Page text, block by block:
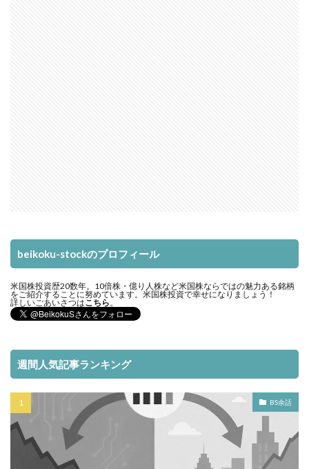
beikoku-stockのプロフィール
米国株投資歴20数年。10倍株・億り人株など米国株ならではの魅力ある銘柄
をご紹介することに努めています。米国株投資で幸せになりましょう！
詳しいごあいさつはこちら。
週間人気記事ランキング
BS余話